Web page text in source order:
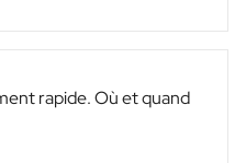
rapide. Où et quand